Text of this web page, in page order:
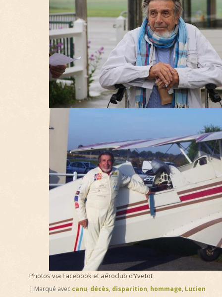
Photos via Facebook et aéroclub d’Yvetot
| Marqué avec canu, décès, disparition, hommage, Lucien